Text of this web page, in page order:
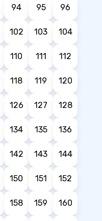
94 95 96
102 103 104
110 111 112
118 119 120
126 127 128
134 135 136
142 143 144
150 151 152
158 159 160